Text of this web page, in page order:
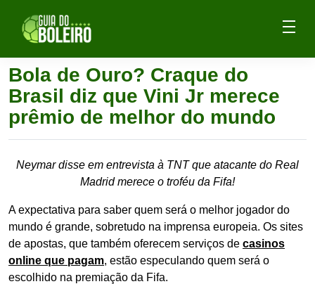
Bola de Ouro? Craque do
Brasil diz que Vini Jr merece
prêmio de melhor do mundo
Neymar disse em entrevista à TNT que atacante do Real
Madrid merece o troféu da Fifa!
A expectativa para saber quem será o melhor jogador do
mundo é grande, sobretudo na imprensa europeia. Os sites
de apostas, que também oferecem serviços de casinos
online que pagam, estão especulando quem será o
escolhido na premiação da Fifa.